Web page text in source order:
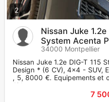
2
Nissan Juke
System Acenta
34000 Montpellier
Nissan Juke 1.2e DIG-T 115
Design * (6 CV), 4x4 - SUV,
, 5, 8000 €. Equipements et
Airba
7